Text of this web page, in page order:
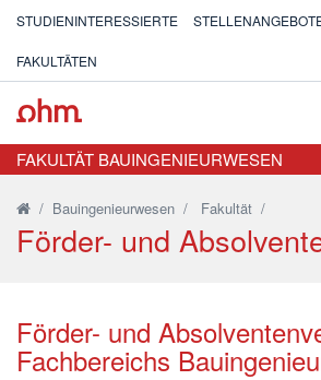
STUDIENINTERESSIERTE
FAKULTÄTEN
FAKULTÄT BAUINGENIEURWESEN
/ Bauingenieurwesen / Fakultät /
Förder- und
Förder- und
Fachbereichs